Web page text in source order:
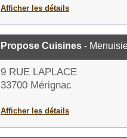
Afficher les détails
Propose Cuisines -
9 RUE LAPLACE
33700 Mérignac
Afficher les détails